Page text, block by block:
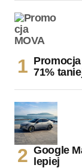
71%
Google
lepiej